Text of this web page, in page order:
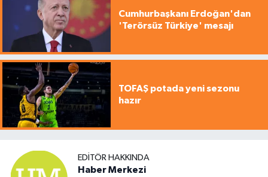
Cumhurbaşkanı Erdoğan'dan
'Terörsüz Türkiye' mesajı
TOFAŞ potada yeni sezonu
hazır
EDITÖR HAKKINDA
Haber Merkezi